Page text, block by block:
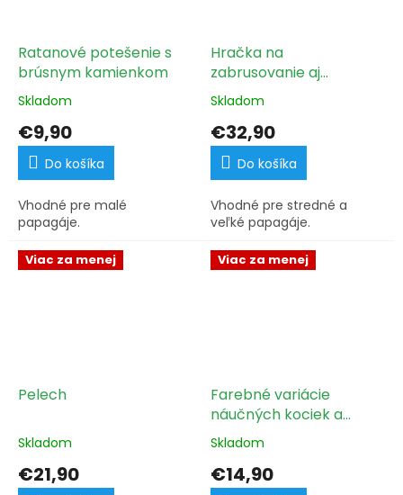
Ratanové potešenie s
brúsnym kamienkom
Skladom
€9,90
Do košíka
Vhodné pre malé
papagáje.
Hračka na
zabrusovanie aj
hranie s kávovníkom
3 v 1 XL
Skladom
€32,90
Do košíka
Vhodné pre stredné a
veľké papagáje.
Viac za menej
Pelech
Skladom
€21,90
Viac za menej
Farebné variácie
náučných kociek a
guličiek
Skladom
€14,90